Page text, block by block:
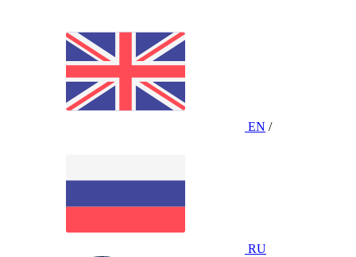
EN /
RU